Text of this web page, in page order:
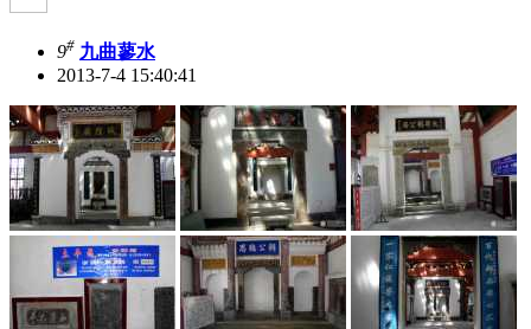
9# 九曲蓼水
2013-7-4 15:40:41